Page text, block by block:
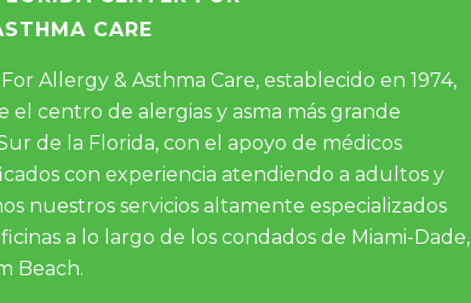
CARE
Allergy & Asthma Care, establecido en 1974,
el centro de alergias y asma más grande
de la Florida, con el apoyo de médicos
con experiencia atendiendo a adultos y
nuestros servicios altamente especializados
a lo largo de los condados de Miami-Dade,
Beach.